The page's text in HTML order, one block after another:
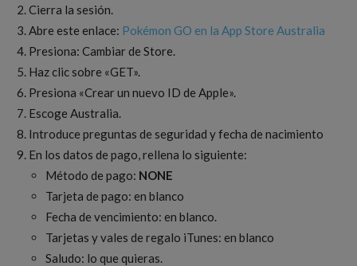
Cierra la sesión.
Abre este enlace: Pokémon GO en la App Store Australia
Presiona: Cambiar de Store.
Haz clic sobre «GET».
Presiona «Crear un nuevo ID de Apple».
Escoge Australia.
Introduce preguntas de seguridad y fecha de nacimiento
En los datos de pago, rellena lo siguiente:
Método de pago: NONE
Tarjeta de pago: en blanco
Fecha de vencimiento: en blanco.
Tarjetas y vales de regalo iTunes: en blanco
Saludo: lo que quieras.